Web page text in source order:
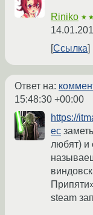
Riniko
Ссылка
Ответ на:
15:48:30 +00:00
https://
ec
любят) и
steam